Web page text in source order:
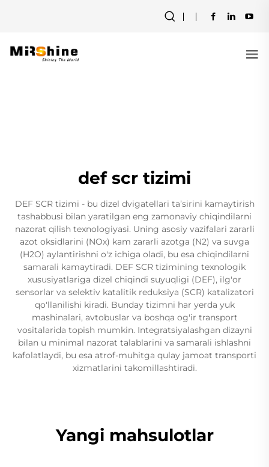
def scr tizimi
DEF SCR tizimi - bu dizel dvigatellari taʼsirini kamaytirish
tashabbusi bilan yaratilgan eng zamonaviy chiqindilarni
nazorat qilish texnologiyasi. Uning asosiy vazifalari zararli
azot oksidlarini (NOx) kam zararli azotga (N2) va suvga
(H2O) aylantirishni o'z ichiga oladi, bu esa chiqindilarni
samarali kamaytiradi. DEF SCR tizimining texnologik
xususiyatlariga dizel chiqindi suyuqligi (DEF), ilg'or
sensorlar va selektiv katalitik reduksiya (SCR) katalizatori
qo'llanilishi kiradi. Bunday tizimni har yerda yuk
mashinalari, avtobuslar va boshqa og'ir transport
vositalarida topish mumkin. Integratsiyalashgan dizayni
bilan u minimal nazorat talablarini va samarali ishlashni
kafolatlaydi, bu esa atrof-muhitga qulay jamoat transporti
xizmatlarini takomillashtiradi.
Yangi mahsulotlar